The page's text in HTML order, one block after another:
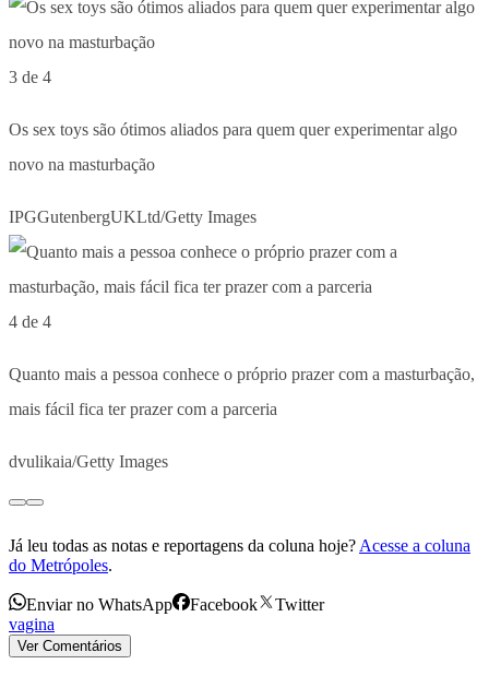
3 de 4
Os sex toys são ótimos aliados para quem quer experimentar algo
novo na masturbação
IPGGutenbergUKLtd/Getty Images
4 de 4
Quanto mais a pessoa conhece o próprio prazer com a masturbação,
mais fácil fica ter prazer com a parceria
dvulikaia/Getty Images
Já leu todas as notas e reportagens da coluna hoje? Acesse a coluna
do Metrópoles.
Enviar no WhatsApp Facebook
Twitter
vagina
Ver Comentários